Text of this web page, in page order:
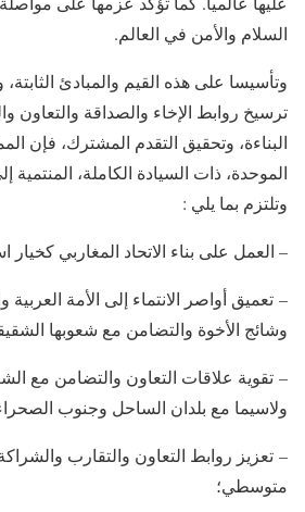
السلام والأمن في العالم.
وتأسيسا على هذه القيم والمبادئ الثابتة،
ترسيخ روابط الإخاء والصداقة والتعاون
البناءة، وتحقيق التقدم المشترك، فإن
الموحدة، ذات السيادة الكاملة، المنتمية
وتلتزم بما يلي :
– العمل على بناء الاتحاد المغاربي كخيار
– تعميق أواصر الانتماء إلى الأمة العربية
وشائج الأخوة والتضامن مع شعوبها
– تقوية علاقات التعاون والتضامن مع
ولاسيما مع بلدان الساحل وجنوب
– تعزيز روابط التعاون والتقارب
متوسطي؛